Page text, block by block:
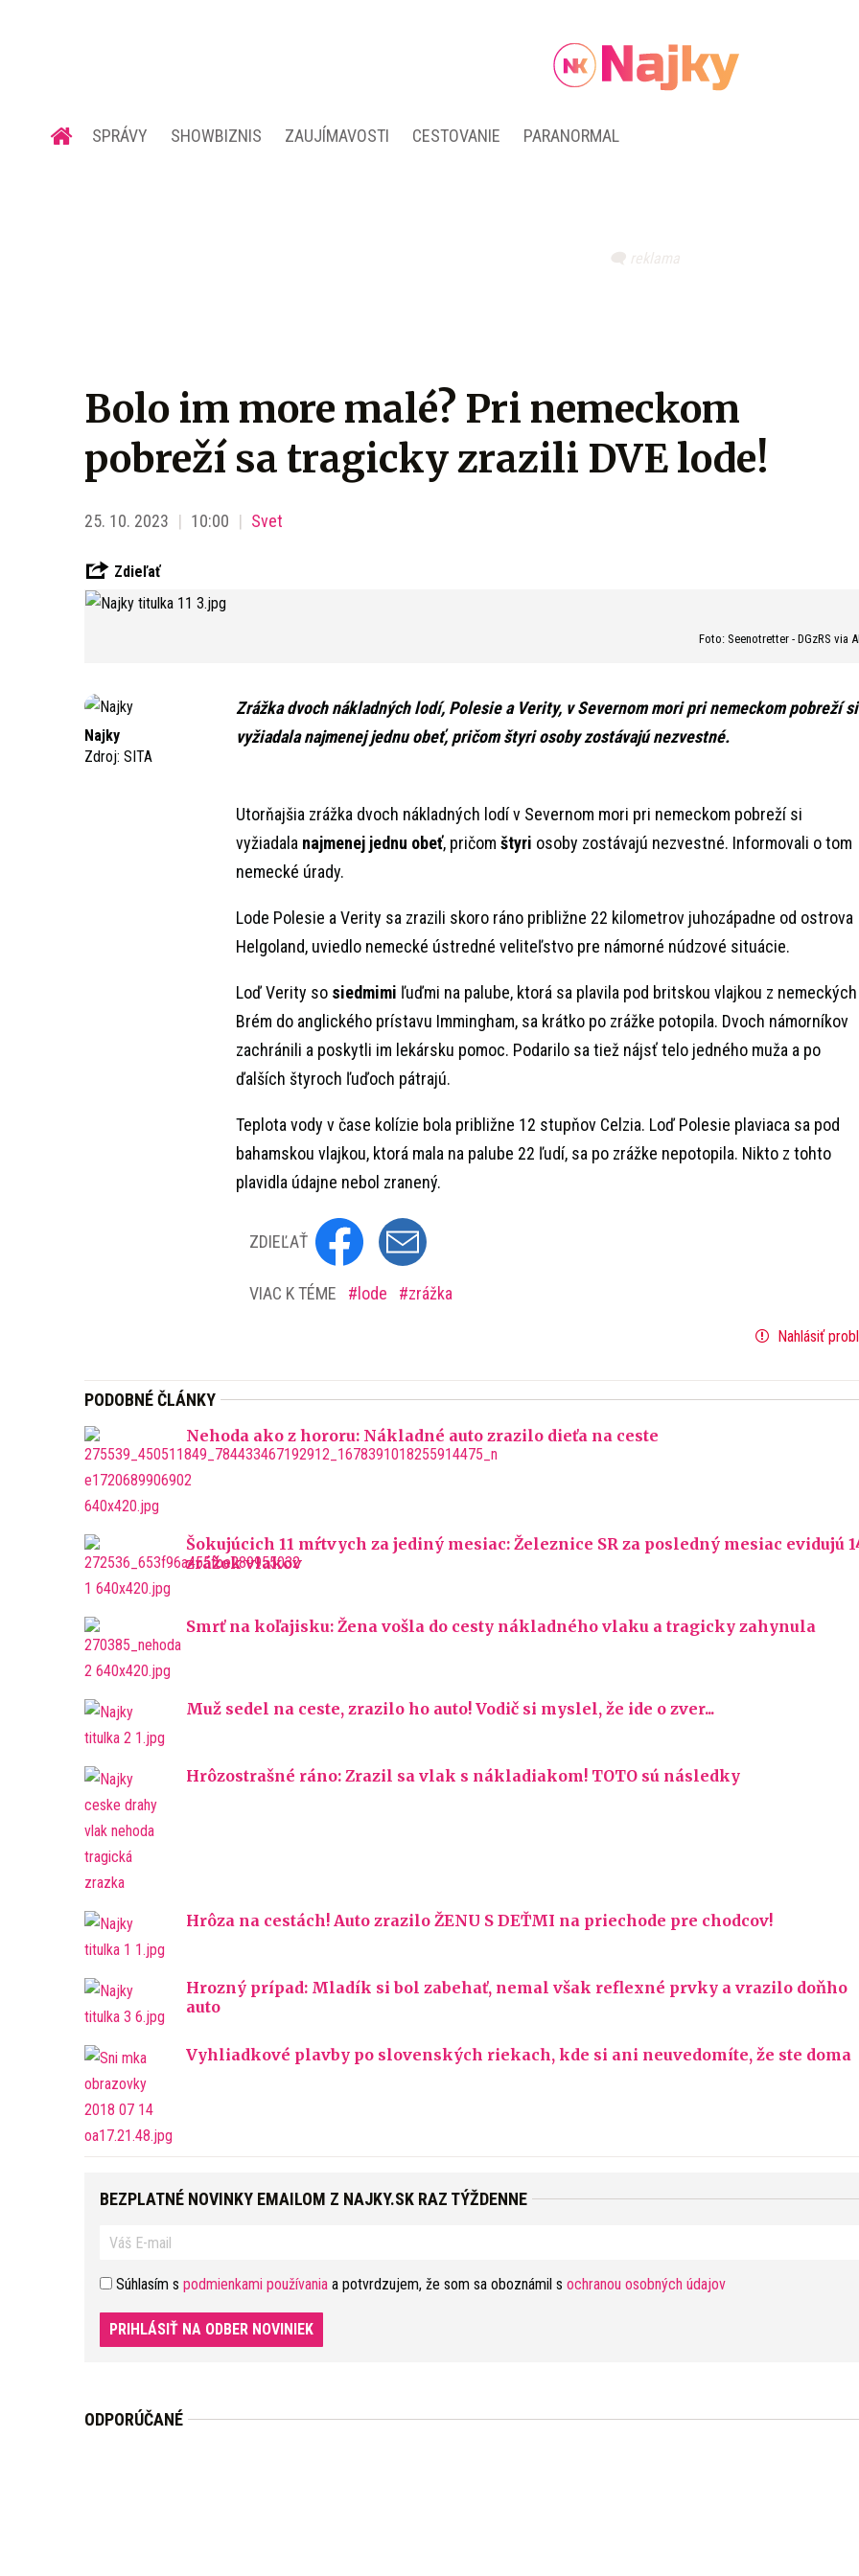
SPRÁVY SHOWBIZNIS ZAUJÍMAVOSTI CESTOVANIE PARANORMAL
Bolo im more malé? Pri nemeckom
pobreží sa tragicky zrazili DVE lode!
25. 10. 2023 10:00 Svet
Zdieľať
Foto: Seenotretter - DGzRS via
Najky
Zdroj: SITA
Zrážka dvoch nákladných lodí, Polesie a Verity, v Severnom mori pri nemeckom pobreží si
vyžiadala najmenej jednu obeť, pričom štyri osoby zostávajú nezvestné.
Utorňajšia zrážka dvoch nákladných lodí v Severnom mori pri nemeckom pobreží si
vyžiadala najmenej jednu obeť, pričom štyri osoby zostávajú nezvestné. Informovali o tom
nemecké úrady.
Lode Polesie a Verity sa zrazili skoro ráno približne 22 kilometrov juhozápadne od ostrova
Helgoland, uviedlo nemecké ústredné veliteľstvo pre námorné núdzové situácie.
Loď Verity so siedmimi ľuďmi na palube, ktorá sa plavila pod britskou vlajkou z nemeckých
Brém do anglického prístavu Immingham, sa krátko po zrážke potopila. Dvoch námorníkov
zachránili a poskytli im lekársku pomoc. Podarilo sa tiež nájsť telo jedného muža a po
ďalších štyroch ľuďoch pátrajú.
Teplota vody v čase kolízie bola približne 12 stupňov Celzia. Loď Polesie plaviaca sa pod
bahamskou vlajkou, ktorá mala na palube 22 ľudí, sa po zrážke nepotopila. Nikto z tohto
plavidla údajne nebol zranený.
ZDIEĽAŤ
VIAC K TÉME lode zrážka
Nahlásiť
PODOBNÉ ČLÁNKY
Nehoda ako z hororu: Nákladné auto zrazilo dieťa na ceste
Šokujúcich 11 mŕtvych za jediný mesiac: Železnice SR za posledný mesiac evidujú
zrážok vlakov
Smrť na koľajisku: Žena vošla do cesty nákladného vlaku a tragicky zahynula
Muž sedel na ceste, zrazilo ho auto! Vodič si myslel, že ide o zver...
Hrôzostrašné ráno: Zrazil sa vlak s nákladiakom! TOTO sú následky
Hrôza na cestách! Auto zrazilo ŽENU S DEŤMI na priechode pre chodcov!
Hrozný prípad: Mladík si bol zabehať, nemal však reflexné prvky a vrazilo doňho
auto
Vyhliadkové plavby po slovenských riekach, kde si ani neuvedomíte, že ste doma
BEZPLATNÉ NOVINKY EMAILOM Z NAJKY.SK RAZ TÝŽDENNE
Súhlasím s podmienkami používania a potvrdzujem, že som sa oboznámil s ochranou osobných údajov
PRIHLÁSIŤ NA ODBER NOVINIEK
ODPORÚČANÉ